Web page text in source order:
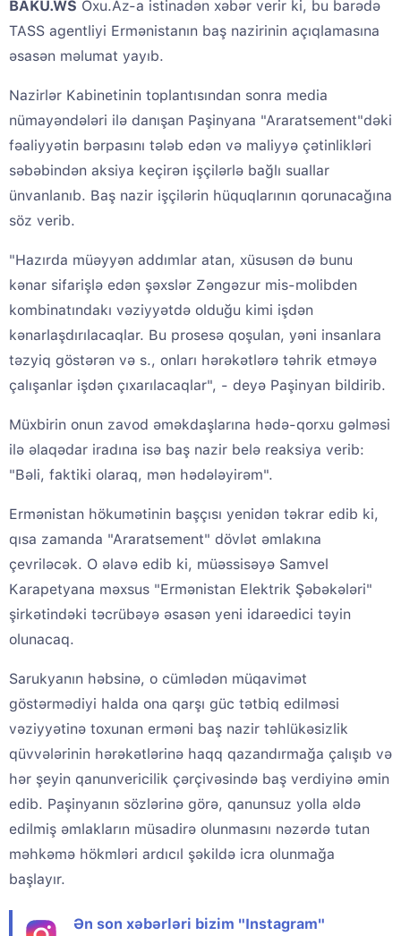
BAKU.WS Oxu.Az-a istinadən xəbər verir ki, bu barədə
TASS agentliyi Ermənistanın baş nazirinin açıqlamasına
əsasən məlumat yayıb.
Nazirlər Kabinetinin toplantısından sonra media
nümayəndələri ilə danışan Paşinyana "Araratsement"dəki
fəaliyyətin bərpasını tələb edən və maliyyə çətinlikləri
səbəbindən aksiya keçirən işçilərlə bağlı suallar
ünvanlanıb. Baş nazir işçilərin hüquqlarının qorunacağına
söz verib.
"Hazırda müəyyən addımlar atan, xüsusən də bunu
kənar sifarişlə edən şəxslər Zəngəzur mis-molibden
kombinatındakı vəziyyətdə olduğu kimi işdən
kənarlaşdırılacaqlar. Bu prosesə qoşulan, yəni insanlara
təzyiq göstərən və s., onları hərəkətlərə təhrik etməyə
çalışanlar işdən çıxarılacaqlar", - deyə Paşinyan bildirib.
Müxbirin onun zavod əməkdaşlarına hədə-qorxu gəlməsi
ilə əlaqədar iradına isə baş nazir belə reaksiya verib:
"Bəli, faktiki olaraq, mən hədələyirəm".
Ermənistan hökumətinin başçısı yenidən təkrar edib ki,
qısa zamanda "Araratsement" dövlət əmlakına
çevriləcək. O əlavə edib ki, müəssisəyə Samvel
Karapetyana məxsus "Ermənistan Elektrik Şəbəkələri"
şirkətindəki təcrübəyə əsasən yeni idarəedici təyin
olunacaq.
Sarukyanın həbsinə, o cümlədən müqavimət
göstərmədiyi halda ona qarşı güc tətbiq edilməsi
vəziyyətinə toxunan erməni baş nazir təhlükəsizlik
qüvvələrinin hərəkətlərinə haqq qazandırmağa çalışıb və
hər şeyin qanunvericilik çərçivəsində baş verdiyinə əmin
edib. Paşinyanın sözlərinə görə, qanunsuz yolla əldə
edilmiş əmlakların müsadirə olunmasını nəzərdə tutan
məhkəmə hökmləri ardıcıl şəkildə icra olunmağa
başlayır.
Ən son xəbərləri bizim "Instagram"